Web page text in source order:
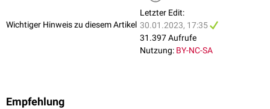
Wichtiger Hinweis zu diesem Artikel
Letzter Edit:
30.01.2023, 17:35
31.397 Aufrufe
Nutzung: BY-NC-SA
Empfehlung